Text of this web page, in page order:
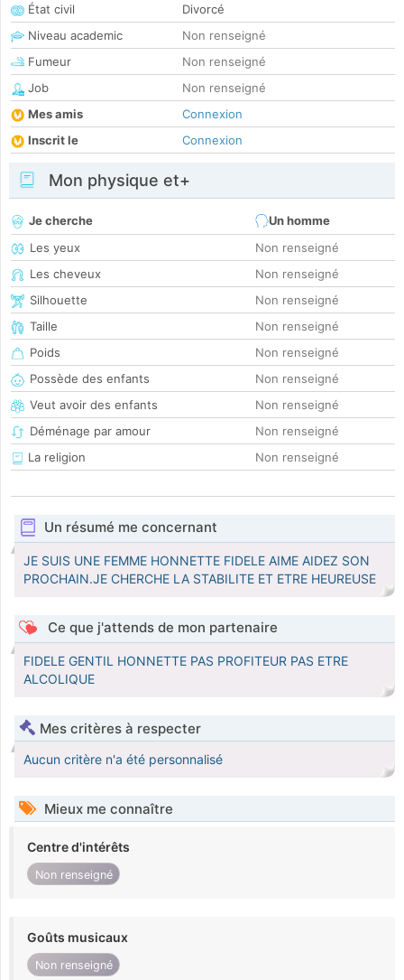
État civil
Divorcé
Niveau academic
Non renseigné
Fumeur
Non renseigné
Job
Non renseigné
Mes amis
Connexion
Inscrit le
Connexion
Mon physique et+
Je cherche
Un homme
Les yeux
Non renseigné
Les cheveux
Non renseigné
Silhouette
Non renseigné
Taille
Non renseigné
Poids
Non renseigné
Possède des enfants
Non renseigné
Veut avoir des enfants
Non renseigné
Déménage par amour
Non renseigné
La religion
Non renseigné
Un résumé me concernant
JE SUIS UNE FEMME HONNETTE FIDELE AIME AIDEZ SON
PROCHAIN.JE CHERCHE LA STABILITE ET ETRE HEUREUSE
Ce que j'attends de mon partenaire
FIDELE GENTIL HONNETTE PAS PROFITEUR PAS ETRE
ALCOLIQUE
Mes critères à respecter
Aucun critère n'a été personnalisé
Mieux me connaître
Centre d'intérêts
Non renseigné
Goûts musicaux
Non renseigné